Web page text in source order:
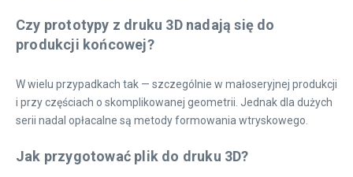
Czy prototypy z druku 3D nadają się do
produkcji końcowej?
W wielu przypadkach tak — szczególnie w małoseryjnej produkcji
i przy częściach o skomplikowanej geometrii. Jednak dla dużych
serii nadal opłacalne są metody formowania wtryskowego.
Jak przygotować plik do druku 3D?